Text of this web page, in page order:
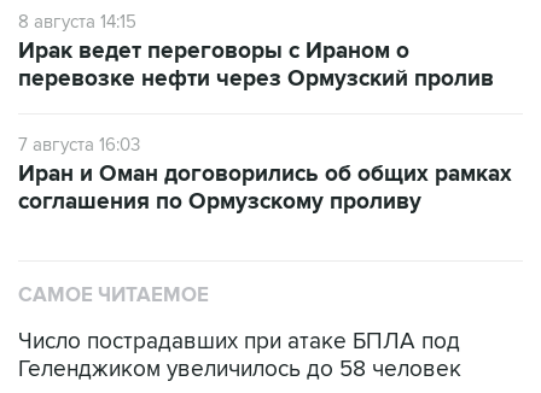
8 августа 14:15
Ирак ведет переговоры с Ираном о
перевозке нефти через Ормузский пролив
7 августа 16:03
Иран и Оман договорились об общих рамках
соглашения по Ормузскому проливу
САМОЕ ЧИТАЕМОЕ
Число пострадавших при атаке БПЛА под
Геленджиком увеличилось до 58 человек